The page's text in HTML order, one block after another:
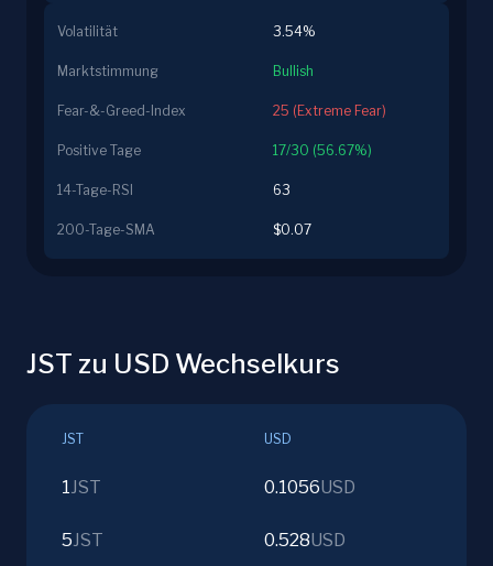
Volatilität 3.54%
Marktstimmung Bullish
Fear-&-Greed-Index 25 (Extreme Fear)
Positive Tage 17/30 (56.67%)
14-Tage-RSI 63
200-Tage-SMA $0.07
JST zu USD Wechselkurs
JST USD
1JST 0.1056USD
5JST 0.528USD